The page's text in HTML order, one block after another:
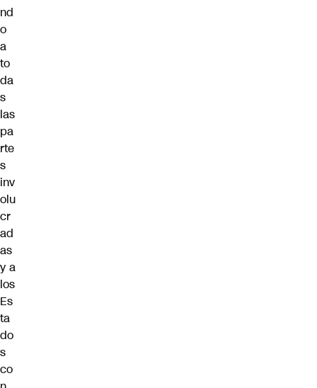
nd
o
a
to
da
s
las
pa
rte
s
inv
olu
cr
ad
as
y a
los
Es
ta
do
s
co